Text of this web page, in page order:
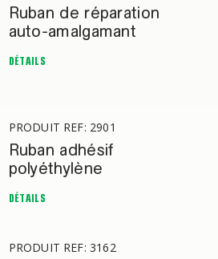
Ruban de réparation
auto-amalgamant
DÉTAILS
PRODUIT REF: 2901
Ruban adhésif
polyéthylène
DÉTAILS
PRODUIT REF: 3162